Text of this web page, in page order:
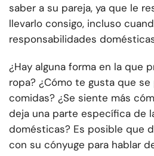
saber a su pareja, ya que le
llevarlo consigo, incluso
responsabilidades
¿Hay alguna forma en la que
ropa? ¿Cómo te gusta que
comidas? ¿Se siente más
deja una parte específica de
domésticas? Es posible que
con su cónyuge para hablar